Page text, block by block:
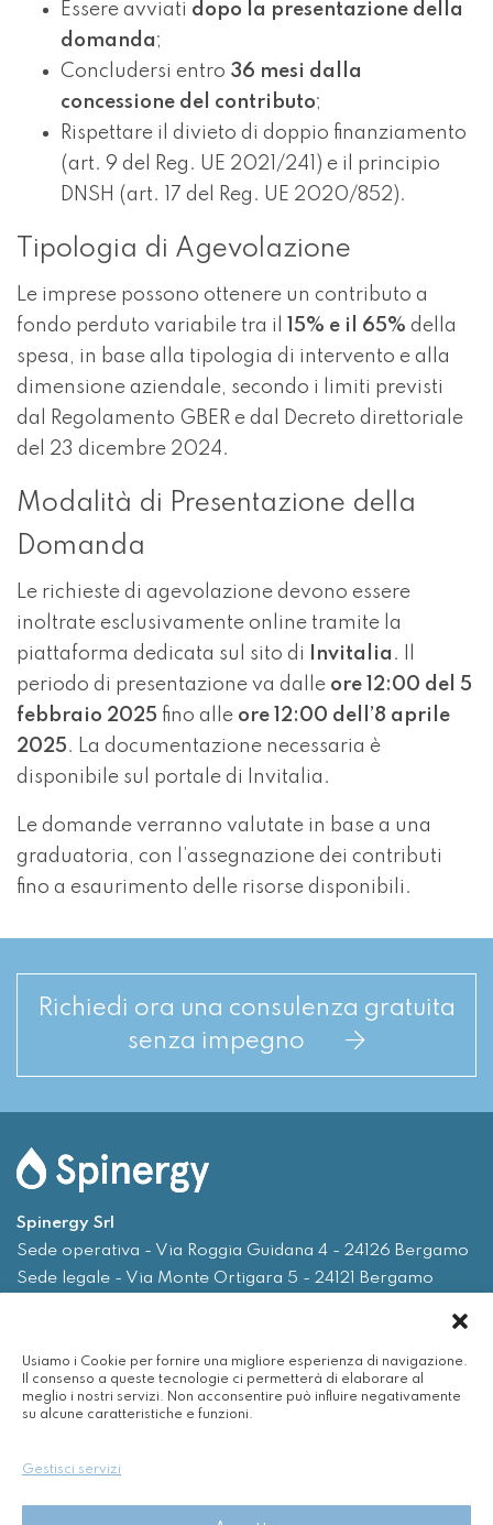
Usiamo i Cookie per fornire una migliore esperienza di navigazione.
Il consenso a queste tecnologie ci permetterà di elaborare al
meglio i nostri servizi. Non acconsentire può influire negativamente
su alcune caratteristiche e funzioni.
Gestisci servizi
Essere avviati dopo la presentazione della
domanda;
Concludersi entro 36 mesi dalla
concessione del contributo;
Rispettare il divieto di doppio finanziamento
(art. 9 del Reg. UE 2021/241) e il principio
DNSH (art. 17 del Reg. UE 2020/852).
Tipologia di Agevolazione
Le imprese possono ottenere un contributo a
fondo perduto variabile tra il
15% e il 65% della
spesa, in base alla tipologia di intervento e alla
dimensione aziendale, secondo i limiti previsti
dal Regolamento GBER e dal Decreto direttoriale
del 23 dicembre 2024.
Modalità di Presentazione della
Domanda
Le richieste di agevolazione devono essere
inoltrate esclusivamente online tramite la
piattaforma dedicata sul sito di
Invitalia . Il
periodo di presentazione va dalle ore 12:00 del 5
febbraio 2025 fino alle ore 12:00 dell’8 aprile
2025. La documentazione necessaria è
disponibile sul portale di Invitalia.
Le domande verranno valutate in base a una
graduatoria, con l’assegnazione dei contributi
fino a esaurimento delle risorse disponibili.
Richiedi ora una consulenza gratuita
senza impegno
Spinergy Srl
Sede operativa - Via Roggia Guidana 4 - 24126 Bergamo
Sede legale - Via Monte Ortigara 5 - 24121 Bergamo
Email
info@spinergy.it
Servizi